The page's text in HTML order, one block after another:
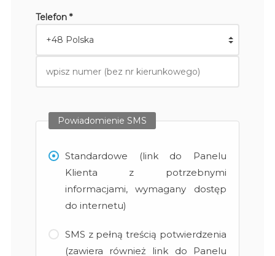
Telefon *
Powiadomienie SMS
Standardowe (link do Panelu
Klienta z potrzebnymi
informacjami, wymagany dostęp
do internetu)
SMS z pełną treścią potwierdzenia
(zawiera również link do Panelu